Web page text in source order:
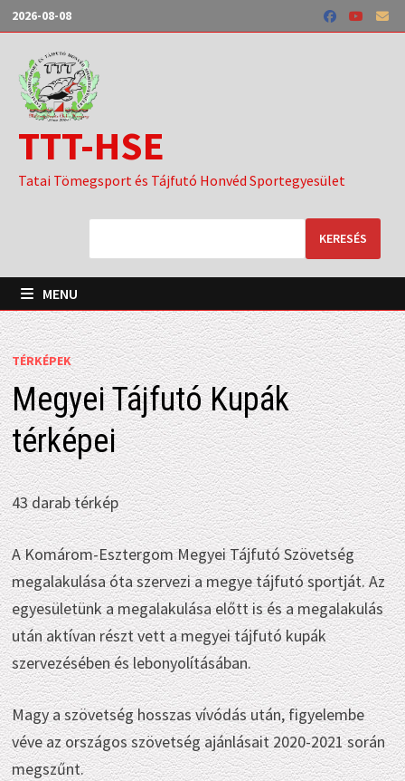
Skip
to
content
2026-08-08
TTT-HSE
Tatai Tömegsport és Tájfutó Honvéd Sportegyesület
KERESÉS
MENU
TÉRKÉPEK
Megyei Tájfutó Kupák
térképei
43 darab térkép
A Komárom-Esztergom Megyei Tájfutó Szövetség
megalakulása óta szervezi a megye tájfutó sportját. Az
egyesületünk a megalakulása előtt is és a megalakulás
után aktívan részt vett a megyei tájfutó kupák
szervezésében és lebonyolításában.
Magy a szövetség hosszas vívódás után, figyelembe
véve az országos szövetség ajánlásait 2020-2021 során
megszűnt.